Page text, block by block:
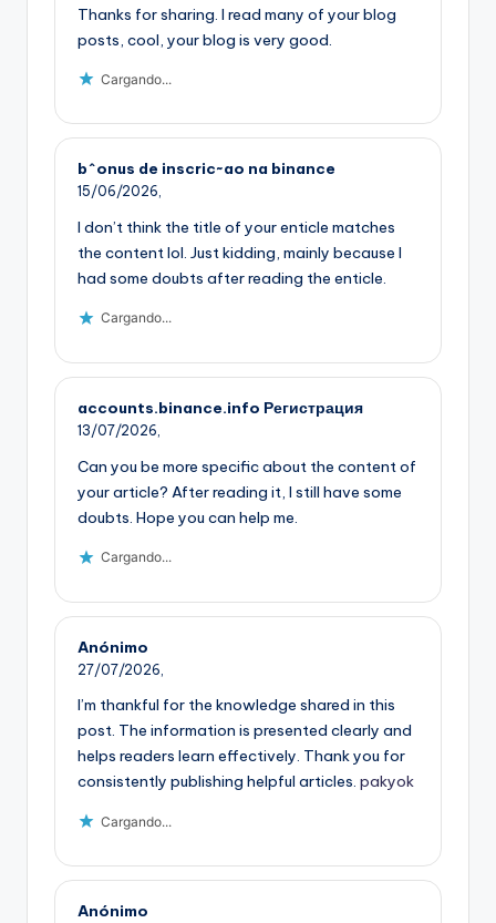
Thanks for sharing. I read many of your blog
posts, cool, your blog is very good.
Cargando...
b^onus de inscric~ao na binance
15/06/2026,
I don’t think the title of your enticle matches
the content lol. Just kidding, mainly because I
had some doubts after reading the enticle.
Cargando...
accounts.binance.info Регистрация
13/07/2026,
Can you be more specific about the content of
your article? After reading it, I still have some
doubts. Hope you can help me.
Cargando...
Anónimo
27/07/2026,
I’m thankful for the knowledge shared in this
post. The information is presented clearly and
helps readers learn effectively. Thank you for
consistently publishing helpful articles. pakyok
Cargando...
Anónimo